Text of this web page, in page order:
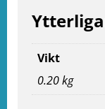
Vikt
0.20 kg